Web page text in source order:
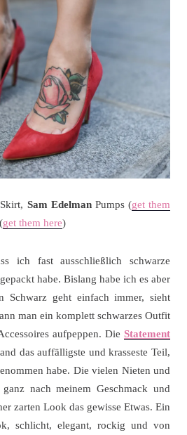
Skirt, Sam EdelmanPumps (get them
get them here)
ich fast ausschließlich schwarze
habe. Bislang habe ich es aber
Schwarz geht einfach immer, sieht
man ein komplett schwarzes Outfit
aufpeppen. Die Statement
das auffälligste und krasseste Teil,
habe. Die vielen Nieten und
nach meinem Geschmack und
zarten Look das gewisse Etwas. Ein
schlicht, elegant, rockig und von